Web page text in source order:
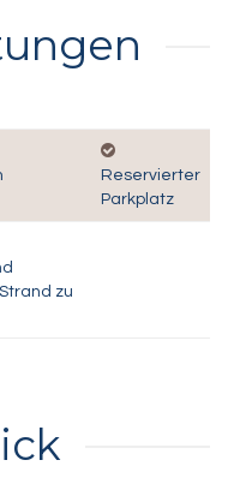
Reservierter
Parkplatz
zu